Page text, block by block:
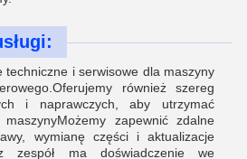
techniczne i serwisowe dla maszyny
również szereg
i naprawczych, aby utrzymać
maszynyMożemy zapewnić zdalne
wymianę części i aktualizacje
zespół ma doświadczenie we